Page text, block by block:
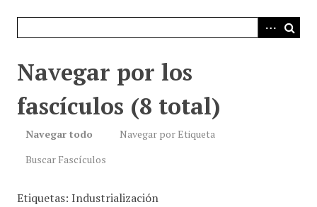
Navegar por los
fascículos (8 total)
Navegar todo
Navegar por Etiqueta
Buscar Fascículos
Etiquetas: Industrialización